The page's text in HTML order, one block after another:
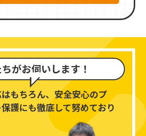
がお伺いします！
もちろん、 安全安心のプ
護にも徹底して努めており